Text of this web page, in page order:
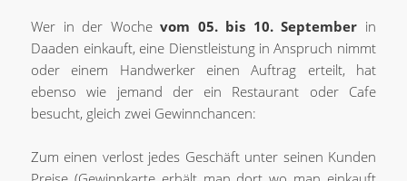
Wer in der Wochevom 05. bis 10. September in
Daaden einkauft, eine Dienstleistung in Anspruch nimmt
oder einem Handwerker einen Auftrag erteilt, hat
ebenso wie jemand der ein Restaurant oder Cafe
besucht, gleich zwei Gewinnchancen:
Zum einen verlost jedes Geschäft unter seinen Kunden